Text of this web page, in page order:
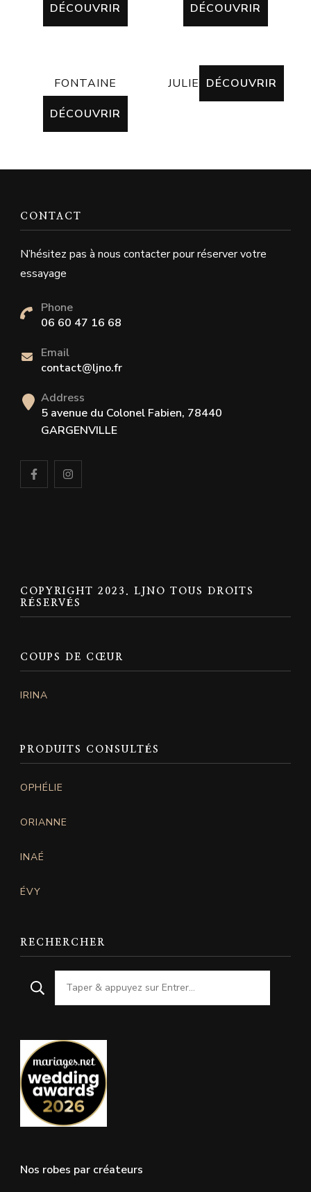
DÉCOUVRIR
DÉCOUVRIR
FONTAINE
DÉCOUVRIR
JULIE DÉCOUVRIR
CONTACT
N’hésitez pas à nous contacter pour réserver votre
essayage
Phone
06 60 47 16 68
Email
contact@ljno.fr
Address
5 avenue du Colonel Fabien, 78440
GARGENVILLE
COPYRIGHT 2023. LJNO TOUS DROITS
RÉSERVÉS
COUPS DE CŒUR
IRINA
PRODUITS CONSULTÉS
OPHÉLIE
ORIANNE
INAÉ
ÉVY
RECHERCHER
Nos robes par créateurs